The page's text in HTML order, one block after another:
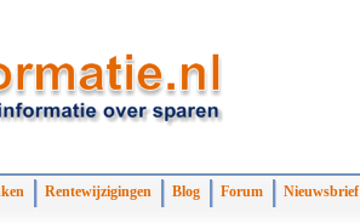
Rentewijzigingen Blog Forum Nieuwsbrief